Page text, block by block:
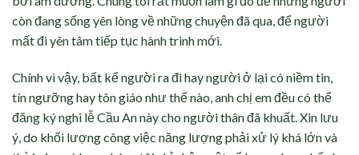
còn đang sống yên lòng về những chuyện đã qua, để người
mất đi yên tâm tiếp tục hành trình mới.
Chính vì vậy, bất kể người ra đi hay người ở lại có niềm tin,
tín ngưỡng hay tôn giáo như thế nào, anh chị em đều có thể
đăng ký nghi lễ Cầu An này cho người thân đã khuất. Xin lưu
ý, do khối lượng công việc năng lượng phải xử lý khá lớn và